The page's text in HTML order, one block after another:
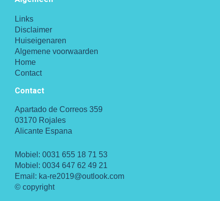
Links
Disclaimer
Huiseigenaren
Algemene voorwaarden
Home
Contact
Contact
Apartado de Correos 359
03170 Rojales
Alicante Espana
Mobiel: 0031 655 18 71 53
Mobiel: 0034 647 62 49 21
Email: ka-re2019@outlook.com
© copyright